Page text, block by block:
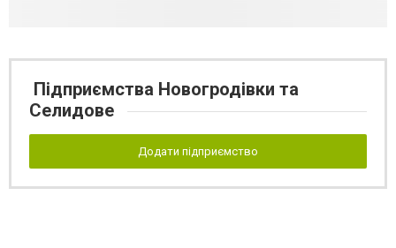
Підприємства Новогродівки та
Селидове
Додати підприємство